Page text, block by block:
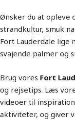
Ønsker du at opleve
strandkultur, smuk
Fort Lauderdale lige
svajende palmer og
Brug vores Fort
og rejsetips. Læs
videoer til
aktiviteter, og giver